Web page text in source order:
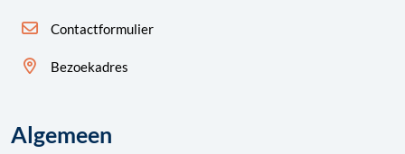
Contactformulier
Bezoekadres
Algemeen